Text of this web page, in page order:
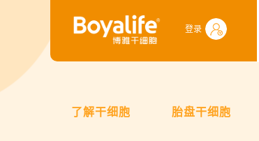
登录
了解干细胞 胎盘干细胞